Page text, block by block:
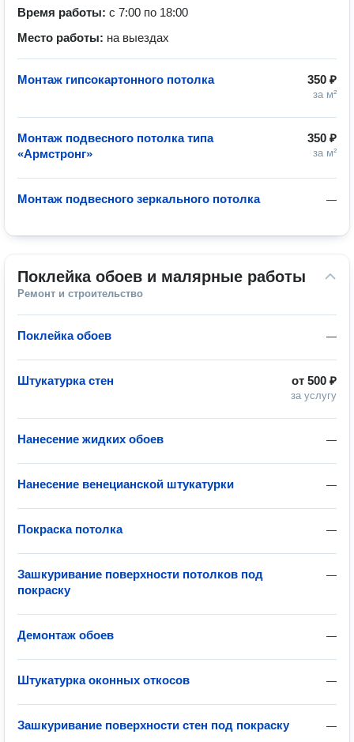
Время работы: с 7:00 по 18:00
Место работы: на выездах
350 ₽
за м²
Монтаж гипсокартонного потолка
350 ₽
за м²
Монтаж подвесного потолка типа
«Армстронг»
—
Монтаж подвесного зеркального потолка
Поклейка обоев и малярные работы
Ремонт и строительство
—
Поклейка обоев
от 500 ₽
за услугу
Штукатурка стен
—
Нанесение жидких обоев
—
Нанесение венецианской штукатурки
—
Покраска потолка
—
Зашкуривание поверхности потолков под
покраску
—
Демонтаж обоев
—
Штукатурка оконных откосов
—
Зашкуривание поверхности стен под покраску